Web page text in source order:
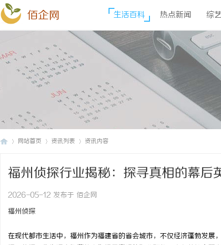
佰企网 生活百科 热点新闻 综
网站首页 资讯列表 资讯内容
福州侦探行业揭秘：探寻真相的幕后
2026-05-12 发布于 佰企网
福州侦探
在现代都市生活中，福州作为福建省的省会城市，不仅经济蓬勃发